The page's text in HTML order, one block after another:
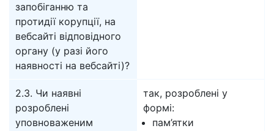
запобіганню та
протидії корупції, на
вебсайті відповідного
органу (у разі його
наявності на вебсайті)?
2.3. Чи наявні
розроблені
уповноваженим
так, розроблені у
формі:
пам’ятки